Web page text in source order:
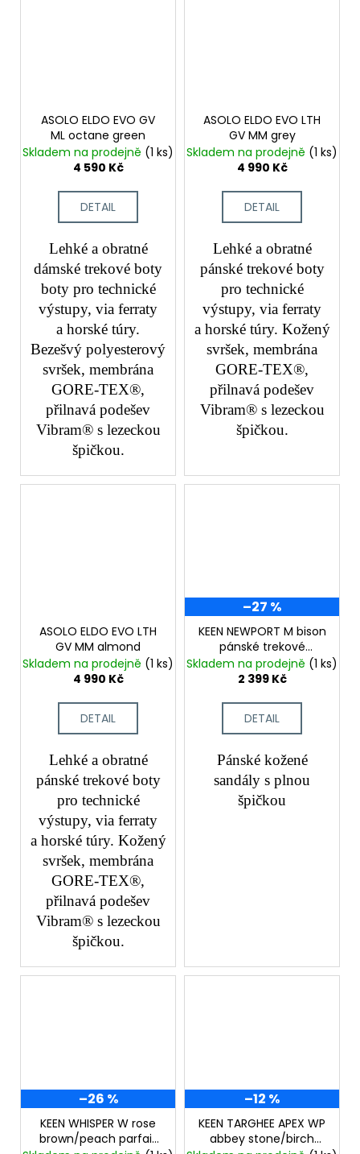
ASOLO ELDO EVO GV
ML octane green
Skladem na prodejně (1 ks)
4 590 Kč
DETAIL
Lehké a obratné
dámské trekové boty
boty pro technické
výstupy, via ferraty
a horské túry.
Bezešvý polyesterový
svršek, membrána
GORE-TEX®,
přilnavá podešev
Vibram® s lezeckou
špičkou.
ASOLO ELDO EVO LTH
GV MM grey
Skladem na prodejně (1 ks)
4 990 Kč
DETAIL
Lehké a obratné
pánské trekové boty
pro technické
výstupy, via ferraty
a horské túry. Kožený
svršek, membrána
GORE-TEX®,
přilnavá podešev
Vibram® s lezeckou
špičkou.
ASOLO ELDO EVO LTH
GV MM almond
Skladem na prodejně (1 ks)
4 990 Kč
DETAIL
Lehké a obratné
pánské trekové boty
pro technické
výstupy, via ferraty
a horské túry. Kožený
svršek, membrána
GORE-TEX®,
přilnavá podešev
Vibram® s lezeckou
špičkou.
–27 %
KEEN NEWPORT M bison
pánské trekové
sandály
Skladem na prodejně (1 ks)
2 399 Kč
DETAIL
Pánské kožené
sandály s plnou
špičkou
–26 %
KEEN WHISPER W rose
brown/peach parfait
–12 %
KEEN TARGHEE APEX WP
abbey stone/birch